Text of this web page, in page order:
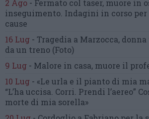
2 Ago - Fermato col taser, muore in
inseguimento. Indagini in corso per
cause
16 Lug - Tragedia a Marzocca,
da un treno (Foto)
9 Lug - Malore in casa, muore il
10 Lug - «Le urla e il pianto di mia
“L’ha uccisa. Corri. Prendi l’aereo”
morte di mia sorella»